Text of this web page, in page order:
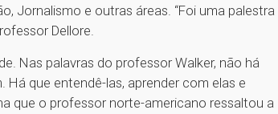
Jornalismo e outras áreas. “Foi uma palestra
Dellore.
Nas palavras do professor Walker, não há
que entendê-las, aprender com elas e
que o professor norte-americano ressaltou a